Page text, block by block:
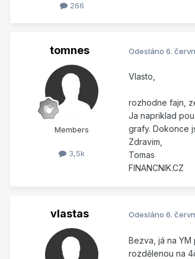
266
tomnes
Members
3,5k
Odesláno 6.
Vlasto,
rozhodne fajn,
Ja napriklad
grafy. Dokonce
Zdravim,
Tomas
FINANCNIK.CZ
vlastas Odesláno 6.
Bezva, já na YM
rozdělenou na